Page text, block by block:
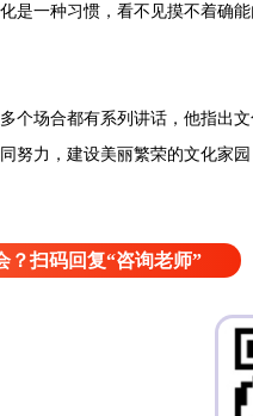
是一种习惯，看不见摸不着确
场合都有系列讲话，他指出文
努力，建设美丽繁荣的文化家
？扫码回复“咨询老师”